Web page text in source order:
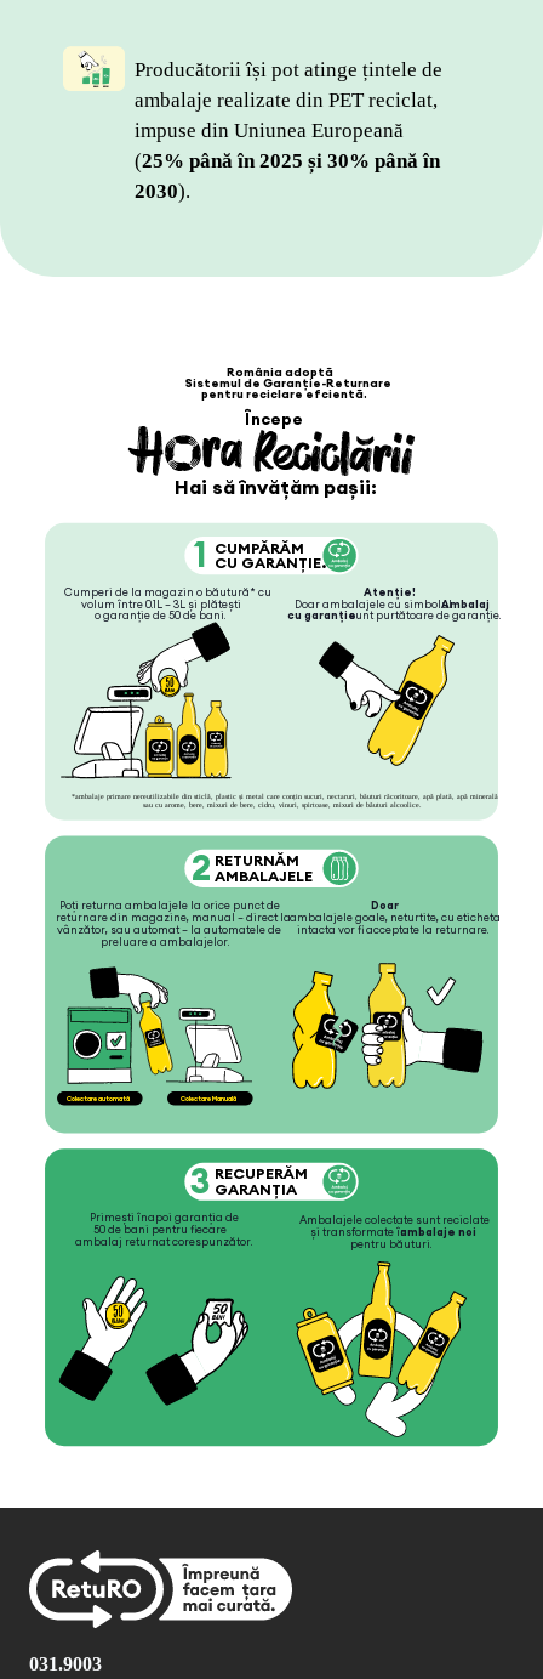
Producătorii își pot atinge țintele de
ambalaje realizate din PET reciclat,
impuse din Uniunea Europeană
(25% până în 2025 și 30% până în
2030).
031.9003